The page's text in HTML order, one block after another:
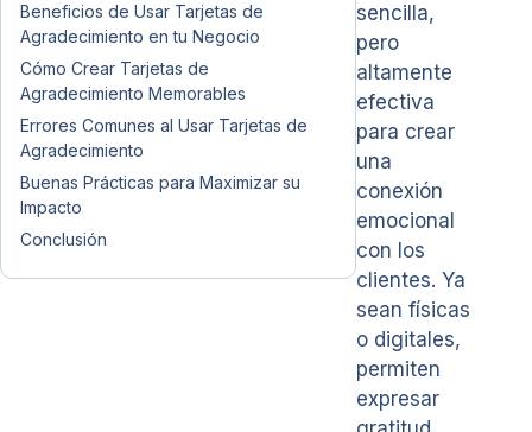
Beneficios de Usar Tarjetas de
Agradecimiento en tu Negocio
Cómo Crear Tarjetas de
Agradecimiento Memorables
Errores Comunes al Usar Tarjetas de
Agradecimiento
Buenas Prácticas para Maximizar su
Impacto
Conclusión
sencilla,
pero
altamente
efectiva
para crear
una
conexión
emocional
con los
clientes. Ya
sean físicas
o digitales,
permiten
expresar